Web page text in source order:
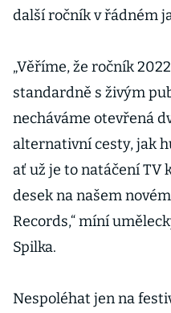
další ročník v řádném
„Věříme, že ročník
standardně s živým
necháváme otevřená
alternativní cesty, jak
ať už je to natáčení TV
desek na našem
Records,“ míní
Spilka.
Nespoléhat jen na